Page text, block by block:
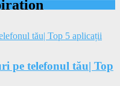
pe telefonul tău| Top